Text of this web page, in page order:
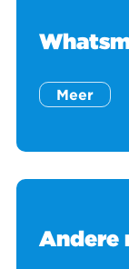
Meer
Andere